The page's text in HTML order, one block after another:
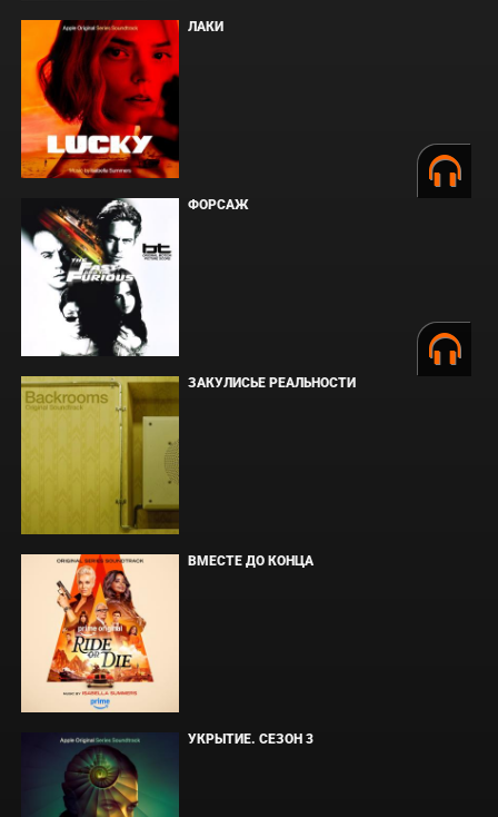
ЛАКИ
ФОРСАЖ
ЗАКУЛИСЬЕ РЕАЛЬНОСТИ
ВМЕСТЕ ДО КОНЦА
УКРЫТИЕ. СЕЗОН 3